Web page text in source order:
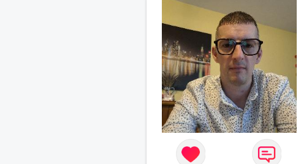
se relaxer, se détendre et
finalement prendre du bon
temps. C'est difficile de tout
dire en quelques lignes. En
revanche, vous pouvez me
contacter pour avoir plus
d'informations. A bientôt